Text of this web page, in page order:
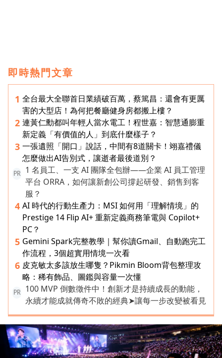
即時熱門文章
1 全台最大全聯首日業績破百萬，蔡篤昌：還會有更厲
害的大型店！為何把餐廳健身房都搬上樓？
2 連黃仁勳都叫年輕人當水電工！程世嘉：智慧通膨重
新定義「有價值的人」到底什麼樣子？
3 一張遺照「開口」說話，中間有8道關卡！翊嘉禮儀
怎麼做出AI告別式，讓逝者最後道別？
PR
1 名員工、一支 AI 團隊全包辦——企業 AI 員工管理
平台 ORRA，如何讓新創公司撐起研發、銷售到客
服？
4 AI 時代的行動生產力：MSI 如何用「理解情境」的
Prestige 14 Flip AI+ 重新定義商務筆電與 Copilot+
PC？
5 Gemini Spark完整教學｜幫你讀Gmail、自動跑完工
作流程，3個超實用情境一次看
6 皮克敏太多該放生哪隻？Pikmin Bloom背包整理攻
略：稀有飾品、圖鑑與容量一次懂
PR
100 MVP 倒數徵件中！創新才是持續成長的動能，
永續才能成就傳奇不敗的經典➤讓每一步改變被看見